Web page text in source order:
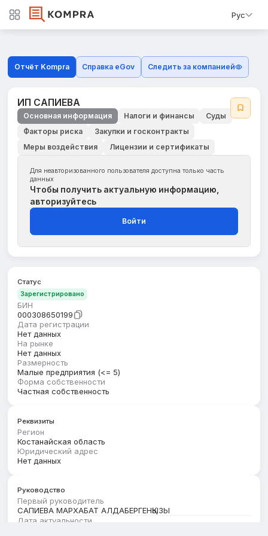
Рус
Отчёт Kompra Справка eGov Следить за компанией
ИП САПИЕВА
Основная информация Налоги и финансы
Суды
Факторы риска
Закупки и госконтракты
Меры воздействия
Лицензии и сертификаты
Для неавторизованного пользователя доступна только часть
данных
Чтобы получить актуальную информацию,
авторизуйтесь
Войти
Статус
Зарегистрировано
БИН
000308650199
Дата регистрации
Нет данных
На рынке
Нет данных
Размерность
Малые предприятия (<= 5)
Форма собственности
Частная собственность
Реквизиты
Регион
Костанайская область
Юридический адрес
Нет данных
Руководство
Первый руководитель
САПИЕВА МАРХАБАТ АЛДАБЕРГЕНҚЫЗЫ
Дата актуальности